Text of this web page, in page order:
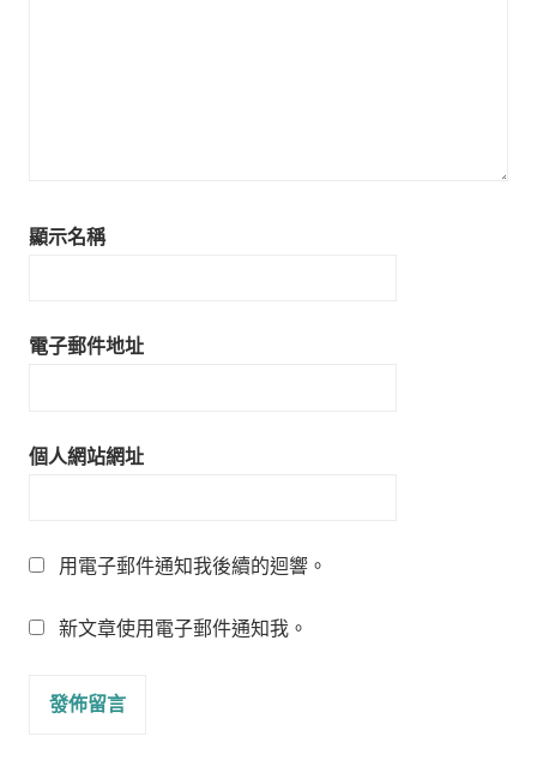
顯示名稱
電子郵件地址
個人網站網址
用電子郵件通知我後續的迴響。
新文章使用電子郵件通知我。